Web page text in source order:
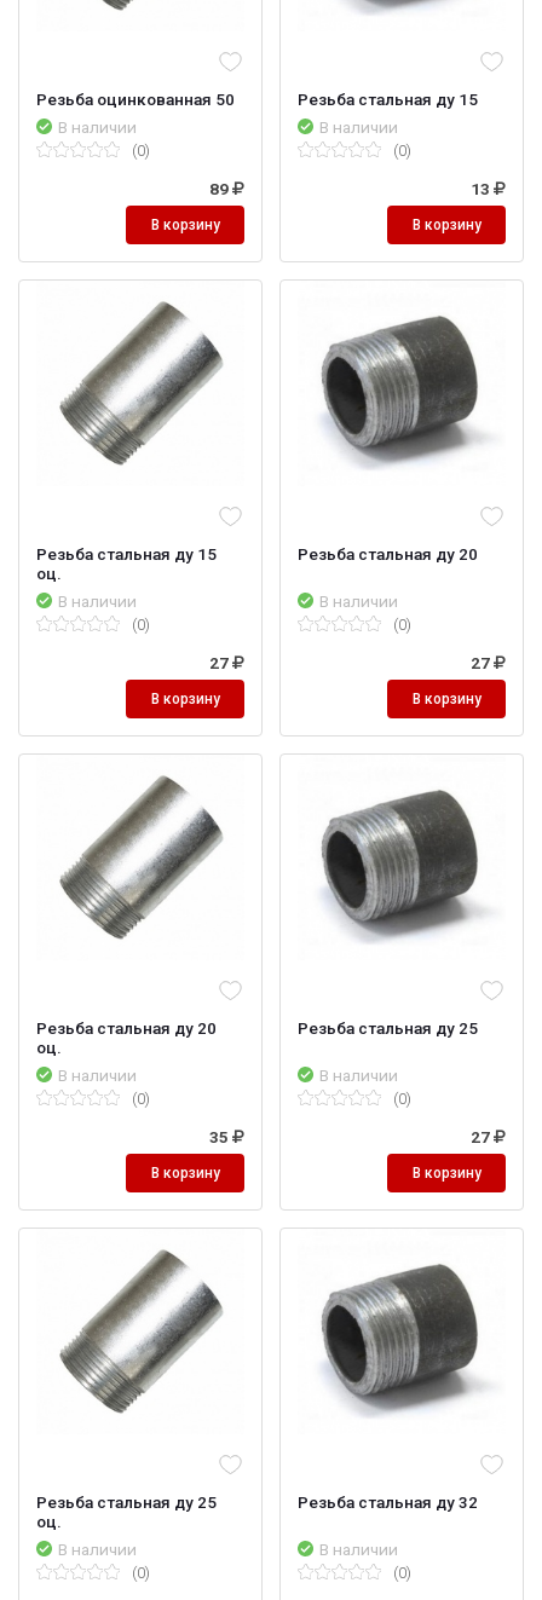
Резьба оцинкованная 50
В наличии
(0)
89
В корзину
Резьба стальная ду 15
В наличии
(0)
13
В корзину
Резьба стальная ду 15
оц.
В наличии
(0)
27
В корзину
Резьба стальная ду 20
В наличии
(0)
27
В корзину
Резьба стальная ду 20
оц.
В наличии
(0)
35
В корзину
Резьба стальная ду 25
В наличии
(0)
27
В корзину
Резьба стальная ду 25
оц.
В наличии
(0)
Резьба стальная ду 32
В наличии
(0)